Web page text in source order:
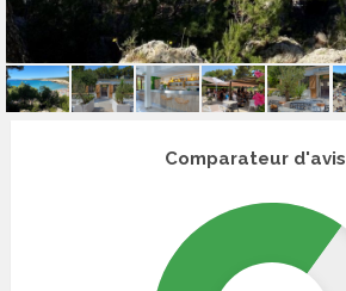
Comparateur d'avis